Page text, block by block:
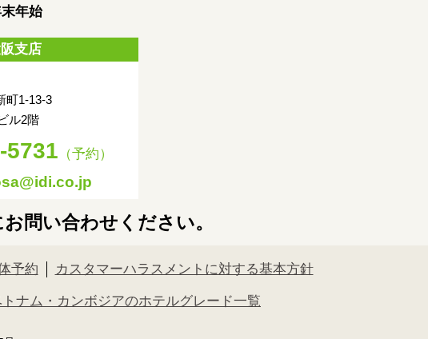
年始
支店
町1-13-3
ル2階
5731 （予約）
問い合わせください。
予約 カスタマーハラスメントに対する基本方針
ナム・カンボジアのホテルグレード一覧